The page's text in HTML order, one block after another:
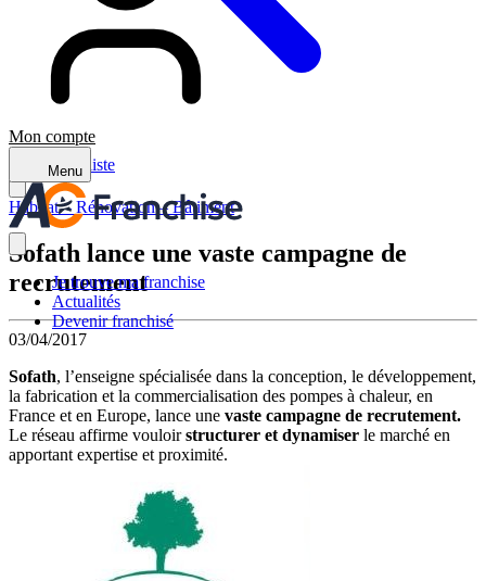
Mon compte
Menu
Je trouve ma franchise
Actualités
Devenir franchisé
Retour à la liste
Habitat – Rénovation – Bâtiment
Sofath lance une vaste campagne de
recrutement
03/04/2017
Sofath, l’enseigne spécialisée dans la conception, le développement,
la fabrication et la commercialisation des pompes à chaleur, en
France et en Europe, lance une vaste campagne de recrutement.
Le réseau affirme vouloirstructurer et dynamiser le marché en
apportant expertise et proximité.